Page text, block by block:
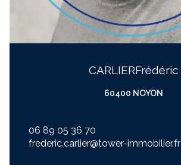
CARLIER frédéric
60400 NOYON
06 89 05 36 70
frederic.carlier@tower-immobilier.fr